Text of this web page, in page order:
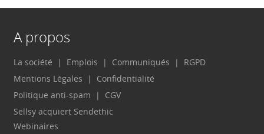
A propos
La société Emplois Communiqués
RGPD
Mentions Légales
Confidentialité
Politique anti-spam
CGV
Sellsy acquiert Sendethic
Webinaires